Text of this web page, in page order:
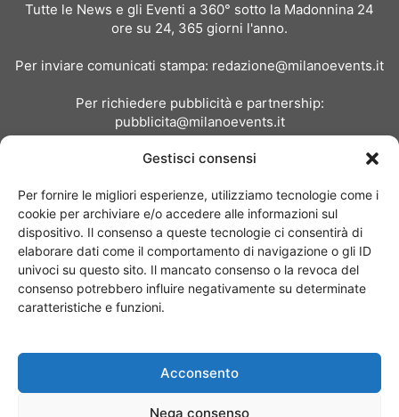
Gestisci consensi
Per fornire le migliori esperienze, utilizziamo tecnologie come i
cookie per archiviare e/o accedere alle informazioni sul
dispositivo. Il consenso a queste tecnologie ci consentirà di
elaborare dati come il comportamento di navigazione o gli ID
univoci su questo sito. Il mancato consenso o la revoca del
consenso potrebbero influire negativamente su determinate
caratteristiche e funzioni.
Acconsento
Nega consenso
Tutte le News e gli Eventi a 360° sotto la Madonnina 24
ore su 24, 365 giorni l'anno.
Per inviare comunicati stampa: redazione@milanoevents.it
Per richiedere pubblicità e partnership:
pubblicita@milanoevents.it
Chi siamo I Nostri Clienti
© Copyright 2017 - MilanoEvents.it© managed by